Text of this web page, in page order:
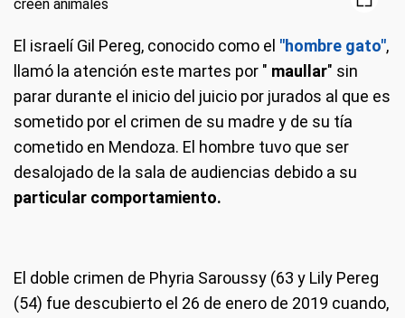
El israelí Gil Pereg, conocido como el "hombre gato",
llamó la atención este martes por " maullar" sin
parar durante el inicio del juicio por jurados al que es
sometido por el crimen de su madre y de su tía
cometido en Mendoza. El hombre tuvo que ser
desalojado de la sala de audiencias debido a su
particular comportamiento.
El doble crimen de Phyria Saroussy (63 y Lily Pereg
(54) fue descubierto el 26 de enero de 2019 cuando,